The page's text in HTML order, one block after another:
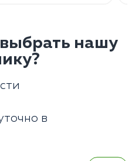
нашу
в